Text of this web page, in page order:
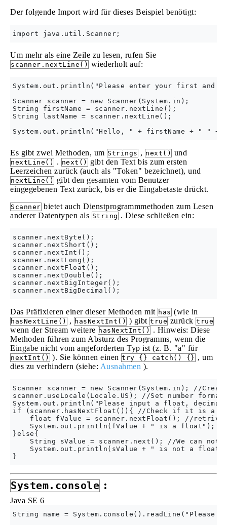
Der folgende Import wird für dieses Beispiel benötigt:
Um mehr als eine Zeile zu lesen, rufen Sie
scanner.nextLine() wiederholt auf:
System.out.println("Please enter your first and
Scanner scanner = new Scanner(System.in);
String firstName = scanner.nextLine();
String lastName = scanner.nextLine();
Es gibt zwei Methoden, um Strings , next() und
nextLine() . next()
gibt den Text bis zum ersten
Leerzeichen zurück (auch als "Token" bezeichnet), und
nextLine()
gibt den gesamten vom Benutzer
eingegebenen Text zurück, bis er die Eingabetaste drückt.
Scanner bietet auch Dienstprogrammmethoden zum Lesen
anderer Datentypen als String . Diese schließen ein:
scanner.nextByte();
scanner.nextShort();
scanner.nextInt();
scanner.nextLong();
scanner.nextFloat();
scanner.nextDouble();
scanner.nextBigInteger();
Das Präfixieren einer dieser Methoden mit has (wie in
hasNextLine() , hasNextInt() ) gibt true zurück true
wenn der Stream weitere hasNextInt()
. Hinweis: Diese
Methoden führen zum Absturz des Programms, wenn die
Eingabe nicht vom angeforderten Typ ist (z. B. "a" für
nextInt() ). Sie können einen try {} catch() {} , um
dies zu verhindern (siehe: Ausnahmen ).
Scanner scanner = new Scanner(System.in); //
scanner.useLocale(Locale.US); //Set number format
System.out.println("Please input a float,
if (scanner.hasNextFloat()){ //Check if it is a
float fValue = scanner.nextFloat(); //
    System.out.println(fValue + " is a float");
}else{
String sValue = scanner.next(); //We can not
System.out.println(sValue + " is not a
System.console :
Java SE 6
String name = System.console().readLine("Please